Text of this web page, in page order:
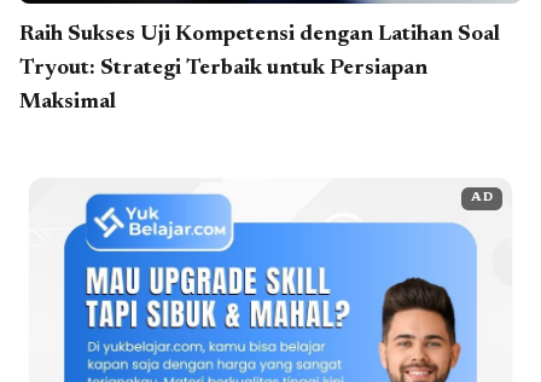
Raih Sukses Uji Kompetensi dengan Latihan Soal
Tryout: Strategi Terbaik untuk Persiapan
Maksimal
AD